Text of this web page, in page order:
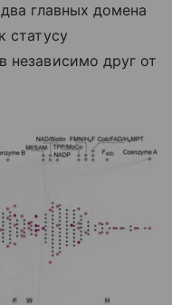
главных домена
статусу
независимо друг от